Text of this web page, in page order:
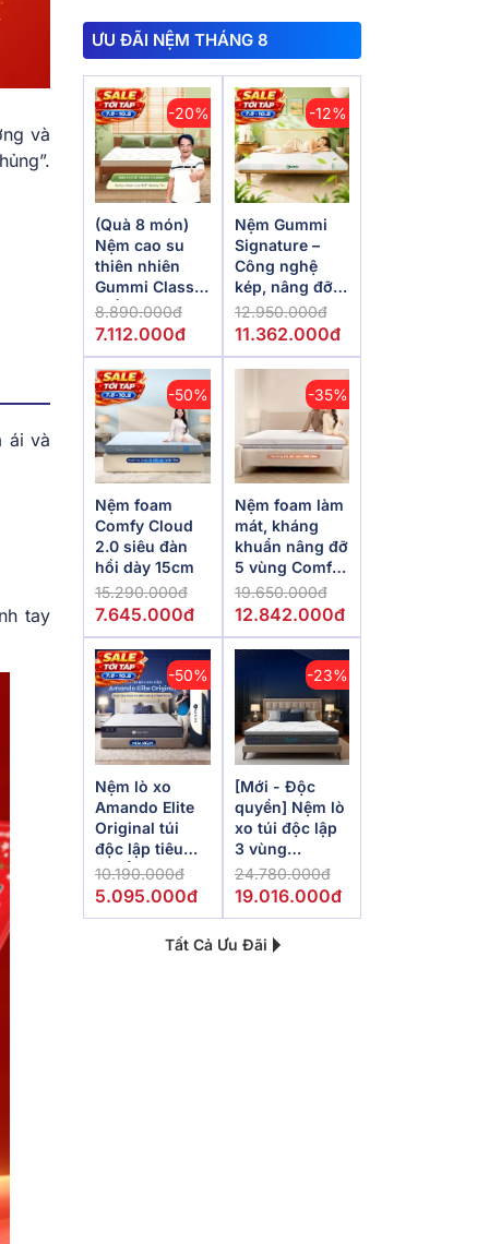
và
ái và
tay
ƯU ĐÃI NỆM THÁNG 8
-20%
(Quà 8 món)
Nệm cao su
thiên nhiên
Gummi Classic
thế hệ mới dày
5/10/15cm
8.890.000đ
7.112.000đ
-12%
Nệm Gummi
Signature –
Công nghệ
kép, nâng đỡ
vượt trội,
kháng khuẩn
12.950.000đ
11.362.000đ
-50%
Nệm foam
Comfy Cloud
2.0 siêu đàn
hồi dày 15cm
15.290.000đ
7.645.000đ
-35%
Nệm foam làm
mát, kháng
khuẩn nâng đỡ
5 vùng Comfy
Lux 1.0
19.650.000đ
12.842.000đ
-50%
Nệm lò xo
Amando Elite
Original túi
độc lập tiêu
chuẩn khách
sạn 5 sao dày
10.190.000đ
5.095.000đ
-23%
[Mới - Độc
quyền] Nệm lò
xo túi độc lập
3 vùng
Dunlopillo
de.Stress
24.780.000đ
19.016.000đ
Tất Cả Ưu Đãi